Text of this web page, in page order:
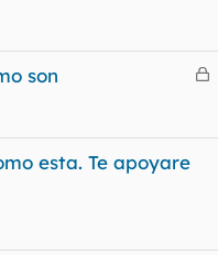
C
r
son
esta. Te apoyare